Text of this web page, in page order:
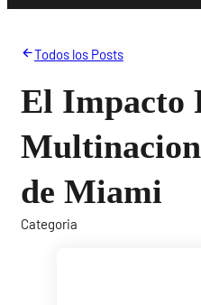
Todos los Posts
El Impacto
de Miami
Categoria